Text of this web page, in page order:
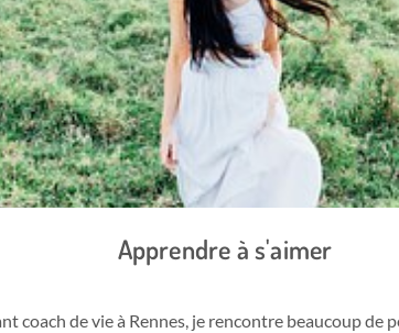
Apprendre à s'aimer
coach de vie à Rennes, je rencontre beaucoup de